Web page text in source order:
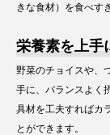
きな食材）を食べす
栄養素を上手
野菜のチョイスや、
手に、バランスよく
具材を工夫すればカ
とができます。